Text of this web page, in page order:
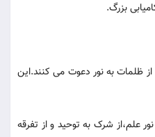
بزرگ.
از ظلمات به نور دعوت می کنند.این
علم،از شرک به توحید و از تفرقه